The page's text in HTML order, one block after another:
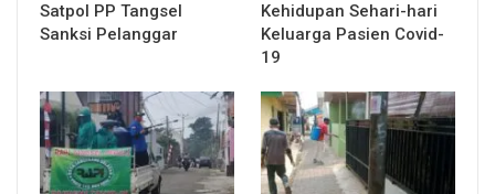
Satpol PP Tangsel
Sanksi Pelanggar
Kehidupan Sehari-hari
Keluarga Pasien Covid-
19